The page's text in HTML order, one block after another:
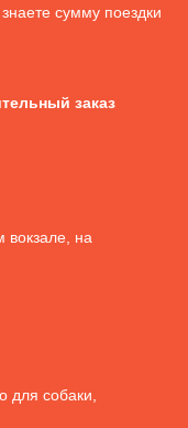
сумму поездки
заказ
вокзале, на
для собаки,